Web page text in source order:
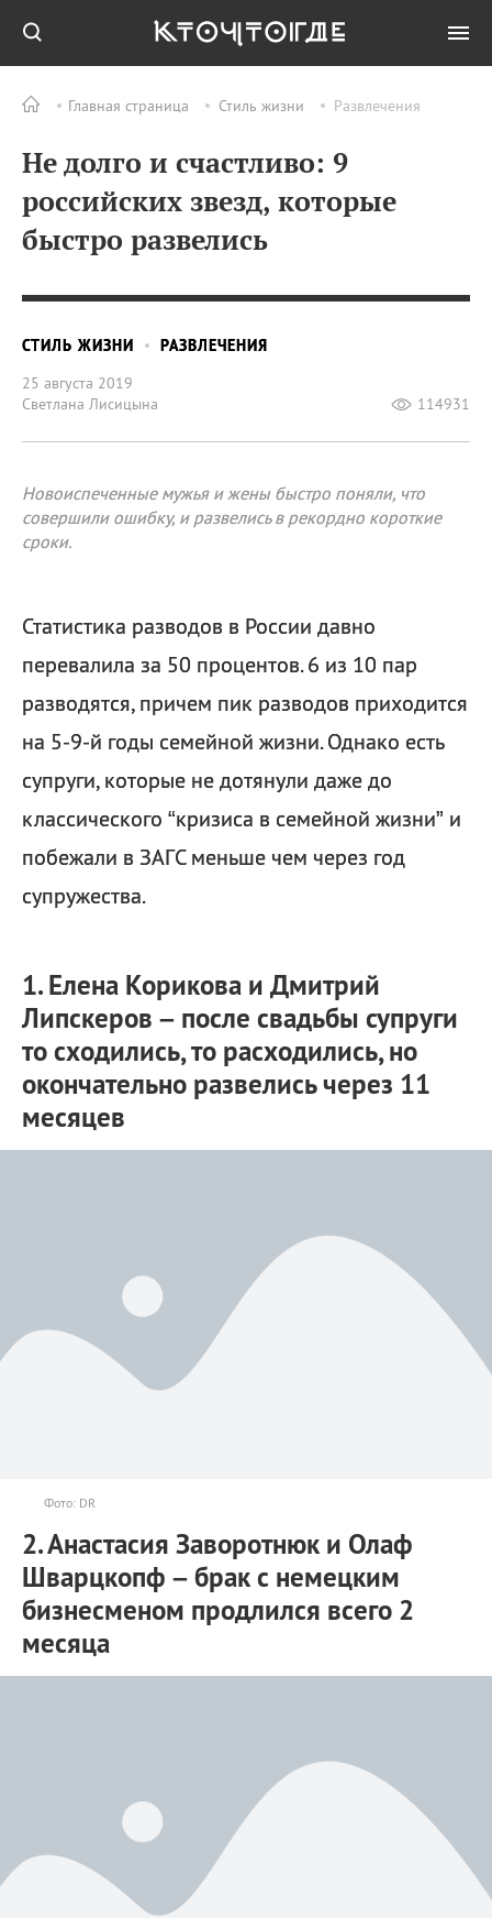
Главная страница Стиль жизни Развлечения
Не долго и счастливо: 9
российских звезд, которые
быстро развелись
СТИЛЬ ЖИЗНИ
РАЗВЛЕЧЕНИЯ
25 августа 2019
Светлана Лисицына
114931
Новоиспеченные мужья и жены быстро поняли, что
совершили ошибку, и развелись в рекордно короткие
сроки.
Статистика разводов в России давно
перевалила за 50 процентов. 6 из 10 пар
разводятся, причем пик разводов приходится
на 5-9-й годы семейной жизни. Однако есть
супруги, которые не дотянули даже до
классического “кризиса в семейной жизни” и
побежали в ЗАГС меньше чем через год
супружества.
1. Елена Корикова и Дмитрий
Липскеров – после свадьбы супруги
то сходились, то расходились, но
окончательно развелись через 11
месяцев
Фото: DR
2. Анастасия Заворотнюк и Олаф
Шварцкопф – брак с немецким
бизнесменом продлился всего 2
месяца